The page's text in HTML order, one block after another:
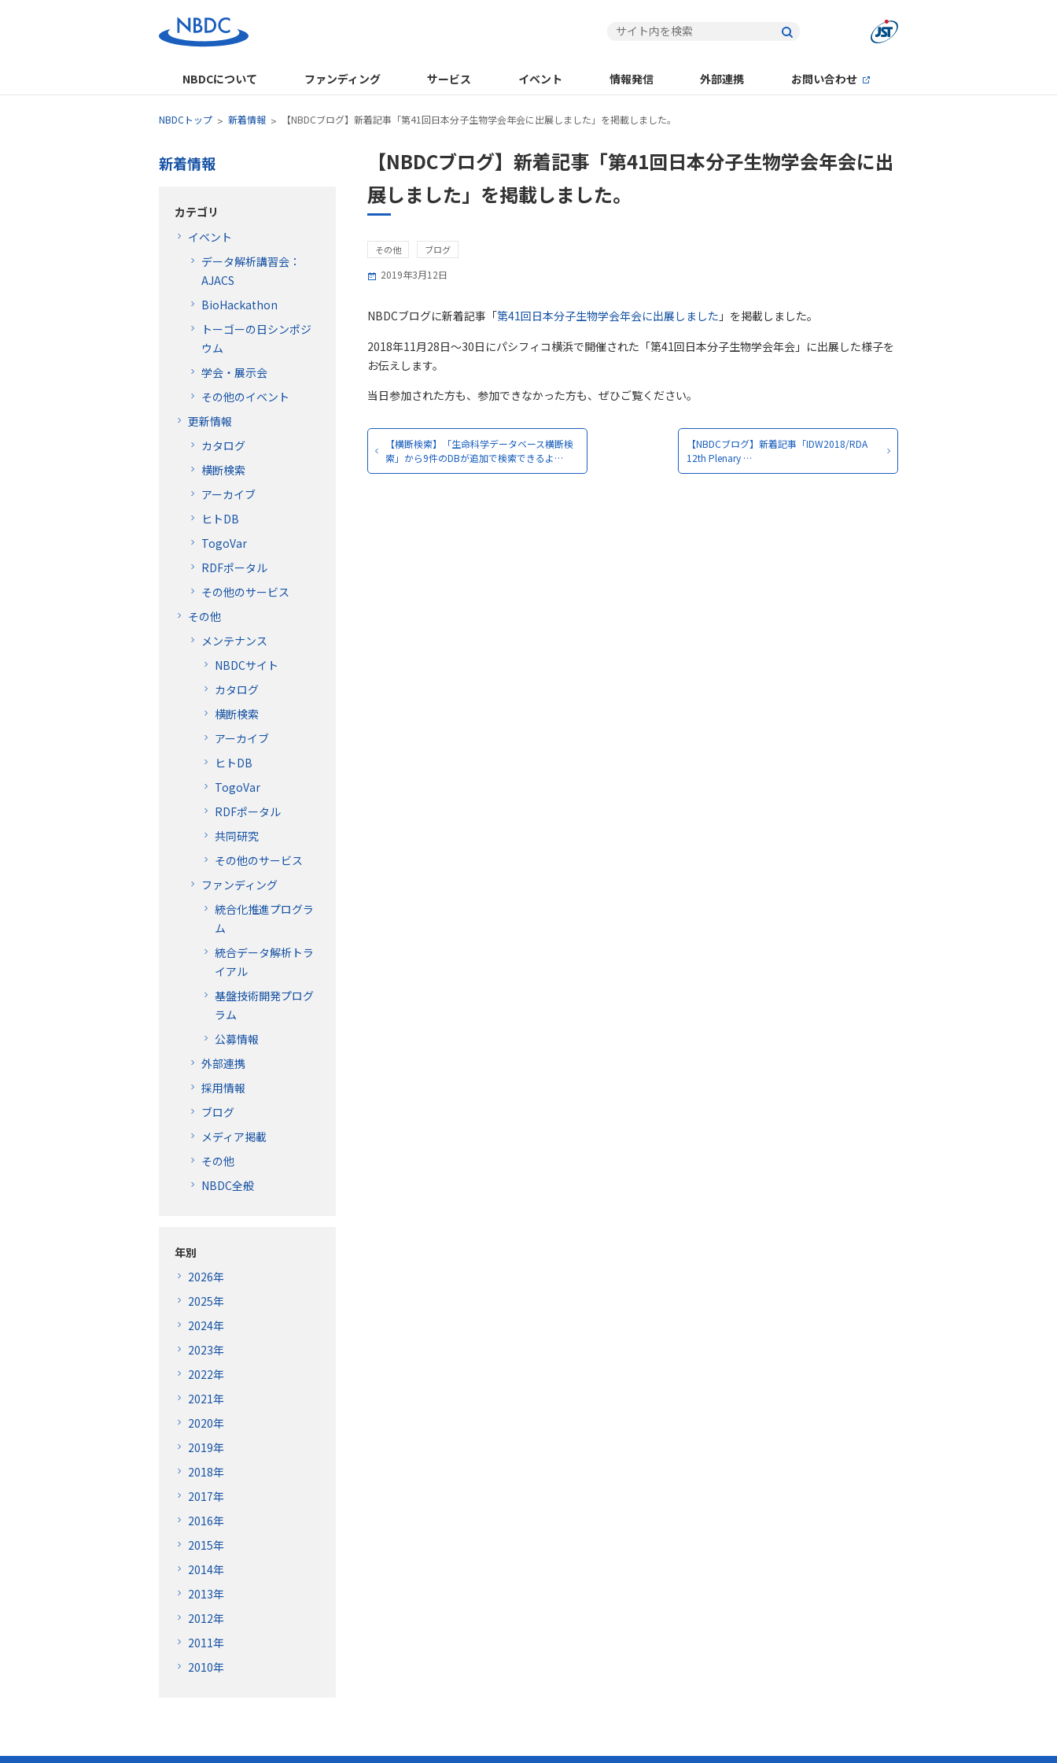
NBDCについて ファンディング サービス イベント 情報発信 外部連携 お問い合わせ
NBDCトップ 新着情報 【NBDCブログ】新着記事「第41回日本分子生物学会年会に出展しました」を掲載しました。
【NBDCブログ】新着記事「第41回日本分子生物学会年会に出
展しました」を掲載しました。
その他 ブログ
2019年3月12日
NBDCブログに新着記事「第41回日本分子生物学会年会に出展しました 」を掲載しました。
2018年11月28日～30日にパシフィコ横浜で開催された「第41回日本分子生物学会年会」に出展した様子を
お伝えします。
当日参加された方も、参加できなかった方も、ぜひご覧ください。
【横断検索】「生命科学データベース横断検
索」から9件のDBが追加で検索できるよ…
【NBDCブログ】新着記事「IDW2018/RDA
12th Plenary …
新着情報
カテゴリ
イベント
データ解析講習会：
AJACS
BioHackathon
トーゴーの日シンポジ
ウム
学会・展示会
その他のイベント
更新情報
カタログ
横断検索
アーカイブ
ヒトDB
TogoVar
RDFポータル
その他のサービス
その他
メンテナンス
NBDCサイト
カタログ
横断検索
アーカイブ
ヒトDB
TogoVar
RDFポータル
共同研究
その他のサービス
ファンディング
統合化推進プログラ
ム
統合データ解析トラ
イアル
基盤技術開発プログ
ラム
公募情報
外部連携
採用情報
ブログ
メディア掲載
その他
NBDC全般
年別
2026年
2025年
2024年
2023年
2022年
2021年
2020年
2019年
2018年
2017年
2016年
2015年
2014年
2013年
2012年
2011年
2010年